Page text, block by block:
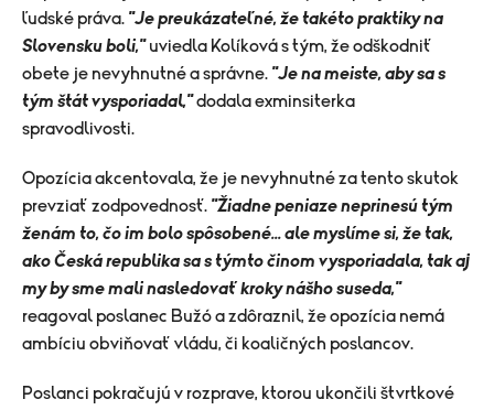
ľudské práva. "Je preukázateľné, že takéto praktiky na
Slovensku boli," uviedla Kolíková s tým, že odškodniť
obete je nevyhnutné a správne. "Je na meiste, aby sa s
tým štát vysporiadal,"dodala exminsiterka
spravodlivosti.
Opozícia akcentovala, že je nevyhnutné za tento skutok
prevziať zodpovednosť. "Žiadne peniaze neprinesú tým
ženám to, čo im bolo spôsobené... ale myslíme si, že tak,
ako Česká republika sa s týmto činom vysporiadala, tak aj
my by sme mali nasledovať kroky nášho suseda,"
reagoval poslanec Bužó a zdôraznil, že opozícia nemá
ambíciu obviňovať vládu, či koaličných poslancov.
Poslanci pokračujú v rozprave, ktorou ukončili štvrtkové